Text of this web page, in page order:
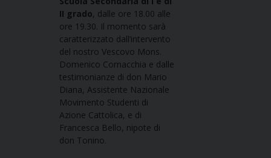
II grado, dalle ore 18.00 alle
ore 19.30. Il momento sarà
caratterizzato dall’intervento
del nostro Vescovo Mons.
Domenico Cornacchia e dalle
testimonianze di don Mario
Diana, Assistente Nazionale
Movimento Studenti di
Azione Cattolica, e di
Francesca Bello, nipote di
don Tonino.